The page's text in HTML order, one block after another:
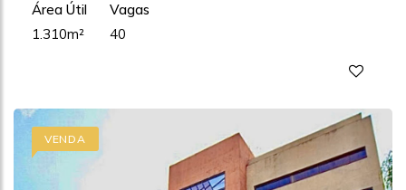
Área Útil
1.310m²
Vagas
40
VENDA